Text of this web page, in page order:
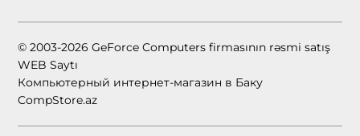
© 2003-2026 GeForce Computers firmasının rəsmi satış
WEB Saytı
Компьютерный интернет-магазин в Баку
CompStore.az